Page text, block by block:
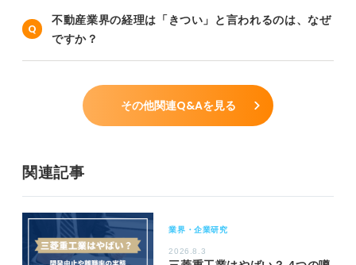
不動産業界の経理は「きつい」と言われるのは、なぜ
ですか？
その他関連Q&Aを見る
関連記事
業界・企業研究
2026.8.3